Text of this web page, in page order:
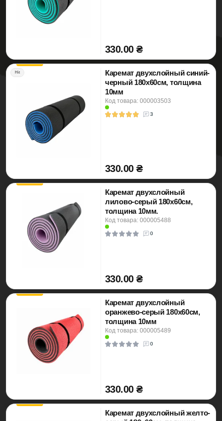
330.00 ₴
Hit
Каремат двухслойный синий-
черный 180х60см, толщина
10мм
Код товара: 000003503
3
330.00 ₴
Каремат двухслойный
лилово-серый 180х60см,
толщина 10мм.
Код товара: 000005488
0
330.00 ₴
Каремат двухслойный
оранжево-серый 180х60см,
толщина 10мм
Код товара: 000005489
0
330.00 ₴
Каремат двухслойный желто-